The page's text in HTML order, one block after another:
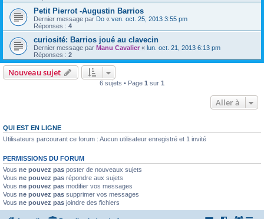
Petit Pierrot -Augustin Barrios
Dernier message par Do « ven. oct. 25, 2013 3:55 pm
Réponses : 4
curiosité: Barrios joué au clavecin
Dernier message par Manu Cavalier « lun. oct. 21, 2013 6:13 pm
Réponses : 2
Nouveau sujet
6 sujets • Page 1 sur 1
Aller à
QUI EST EN LIGNE
Utilisateurs parcourant ce forum : Aucun utilisateur enregistré et 1 invité
PERMISSIONS DU FORUM
Vous ne pouvez pas poster de nouveaux sujets
Vous ne pouvez pas répondre aux sujets
Vous ne pouvez pas modifier vos messages
Vous ne pouvez pas supprimer vos messages
Vous ne pouvez pas joindre des fichiers